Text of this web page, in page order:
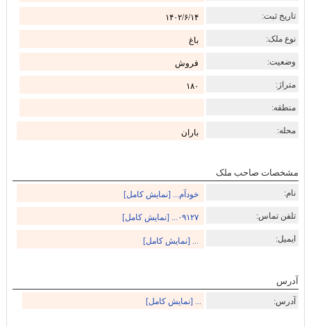
تاریخ ثبت: ۱۴۰۲/۶/۱۴
نوع ملک: باغ
وضعیت: فروش
متراژ: ۱۸۰
منطقه:
محله: باران
مشخصات صاحب ملک
نام: خودآم... [نمایش کامل]
تلفن تماس: ۰۹۱۲۷... [نمایش کامل]
ایمیل: ... [نمایش کامل]
آدرس
آدرس: ... [نمایش کامل]